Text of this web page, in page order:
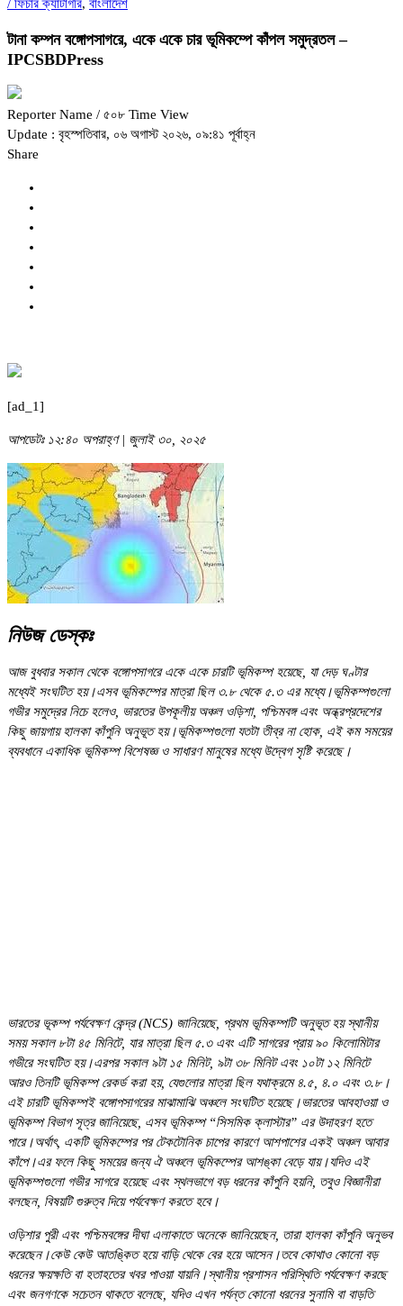
/ ফিচার ক্যাটাগরি, বাংলাদেশ
টানা কম্পন বঙ্গোপসাগরে, একে একে চার ভূমিকম্পে কাঁপল সমুদ্রতল –
IPCSBDPress
Reporter Name / ৫০৮ Time View
Update : বৃহস্পতিবার, ০৬ অগাস্ট ২০২৬, ০৯:৪১ পূর্বাহ্ন
Share
[ad_1]
আপডেটঃ ১২:৪০ অপরাহ্ণ | জুলাই ৩০, ২০২৫
নিউজ ডেস্কঃ
আজ বুধবার সকাল থেকে বঙ্গোপসাগরে একে একে চারটি ভূমিকম্প হয়েছে, যা দেড় ঘণ্টার
মধ্যেই সংঘটিত হয়।এসব ভূমিকম্পের মাত্রা ছিল ৩.৮ থেকে ৫.৩ এর মধ্যে।ভূমিকম্পগুলো
গভীর সমুদ্রের নিচে হলেও, ভারতের উপকূলীয় অঞ্চল ওড়িশা, পশ্চিমবঙ্গ এবং অন্ধ্রপ্রদেশের
কিছু জায়গায় হালকা কাঁপুনি অনুভূত হয়।ভূমিকম্পগুলো যতটা তীব্র না হোক, এই কম সময়ের
ব্যবধানে একাধিক ভূমিকম্প বিশেষজ্ঞ ও সাধারণ মানুষের মধ্যে উদ্বেগ সৃষ্টি করেছে।
ভারতের ভূকম্প পর্যবেক্ষণ কেন্দ্র (NCS) জানিয়েছে, প্রথম ভূমিকম্পটি অনুভূত হয় স্থানীয়
সময় সকাল ৮টা ৪৫ মিনিটে, যার মাত্রা ছিল ৫.৩ এবং এটি সাগরের প্রায় ৯০ কিলোমিটার
গভীরে সংঘটিত হয়।এরপর সকাল ৯টা ১৫ মিনিট, ৯টা ৩৮ মিনিট এবং ১০টা ১২ মিনিটে
আরও তিনটি ভূমিকম্প রেকর্ড করা হয়, যেগুলোর মাত্রা ছিল যথাক্রমে ৪.৫, ৪.০ এবং ৩.৮।
এই চারটি ভূমিকম্পই বঙ্গোপসাগরের মাঝামাঝি অঞ্চলে সংঘটিত হয়েছে।ভারতের আবহাওয়া ও
ভূমিকম্প বিভাগ সূত্র জানিয়েছে, এসব ভূমিকম্প “সিসমিক ক্লাস্টার” এর উদাহরণ হতে
পারে।অর্থাৎ, একটি ভূমিকম্পের পর টেকটোনিক চাপের কারণে আশপাশের একই অঞ্চল আবার
কাঁপে।এর ফলে কিছু সময়ের জন্য ঐ অঞ্চলে ভূমিকম্পের আশঙ্কা বেড়ে যায়।যদিও এই
ভূমিকম্পগুলো গভীর সাগরে হয়েছে এবং স্থলভাগে বড় ধরনের কাঁপুনি হয়নি, তবুও বিজ্ঞানীরা
বলছেন, বিষয়টি গুরুত্ব দিয়ে পর্যবেক্ষণ করতে হবে।
ওড়িশার পুরী এবং পশ্চিমবঙ্গের দীঘা এলাকাতে অনেকে জানিয়েছেন, তারা হালকা কাঁপুনি অনুভব
করেছেন।কেউ কেউ আতঙ্কিত হয়ে বাড়ি থেকে বের হয়ে আসেন।তবে কোথাও কোনো বড়
ধরনের ক্ষয়ক্ষতি বা হতাহতের খবর পাওয়া যায়নি।স্থানীয় প্রশাসন পরিস্থিতি পর্যবেক্ষণ করছে
এবং জনগণকে সচেতন থাকতে বলেছে, যদিও এখন পর্যন্ত কোনো ধরনের সুনামি বা বাড়তি